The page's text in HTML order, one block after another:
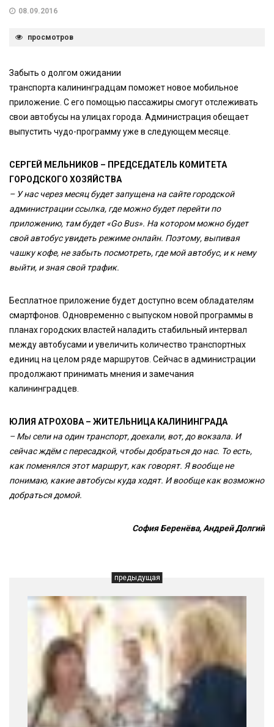
08.09.2016
просмотров
Забыть о долгом ожидании
транспорта калининградцам поможет новое мобильное
приложение. С его помощью пассажиры смогут отслеживать
свои автобусы на улицах города. Администрация обещает
выпустить чудо-программу уже в следующем месяце.
СЕРГЕЙ МЕЛЬНИКОВ – ПРЕДСЕДАТЕЛЬ КОМИТЕТА
ГОРОДСКОГО ХОЗЯЙСТВА
– У нас через месяц будет запущена на сайте городской
администрации ссылка, где можно будет перейти по
приложению, там будет «Go Bus». На котором можно будет
свой автобус увидеть режиме онлайн. Поэтому, выпивая
чашку кофе, не забыть посмотреть, где мой автобус, и к нему
выйти, и зная свой трафик.
Бесплатное приложение будет доступно всем обладателям
смартфонов. Одновременно с выпуском новой программы в
планах городских властей наладить стабильный интервал
между автобусами и увеличить количество транспортных
единиц на целом ряде маршрутов. Сейчас в администрации
продолжают принимать мнения и замечания
калининградцев.
ЮЛИЯ АТРОХОВА – ЖИТЕЛЬНИЦА КАЛИНИНГРАДА
– Мы сели на один транспорт, доехали, вот, до вокзала. И
сейчас ждём с пересадкой, чтобы добраться до нас. То есть,
как поменялся этот маршрут, как говорят. Я вообще не
понимаю, какие автобусы куда ходят. И вообще как возможно
добраться домой.
София Беренёва, Андрей Долгий
предыдущая